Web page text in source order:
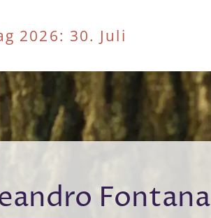
2026: 30. Juli
Fontana